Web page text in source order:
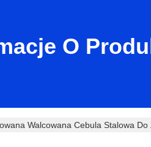
O
Walcowana Cebula Stalowa